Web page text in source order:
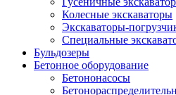
Колесные экскаваторы
Экскаваторы-
Специальные
Бульдозеры
Бетонное оборудование
Бетононасосы